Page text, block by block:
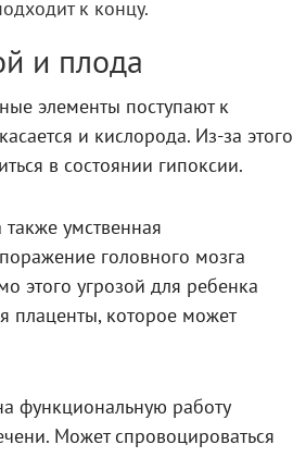
к концу.
и плода
элементы поступают к
и кислорода. Из-за этого
в состоянии гипоксии.
также умственная
головного мозга
этого угрозой для ребенка
плаценты, которое может
функциональную работу
Может спровоцироваться